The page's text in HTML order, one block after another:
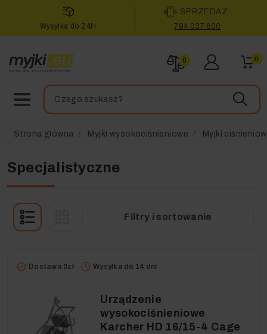
Wysyłka do 24H
SPRZEDAŻ:
794 037 600
0 0
Strona główna Myjki wysokociśnieniowe Myjki
Specjalistyczne
Filtry i sortowanie
Dostawa 0zł Wysyłka do 14 dni
Urządzenie
wysokociśnieniowe
Karcher HD 16/15-4 Cage